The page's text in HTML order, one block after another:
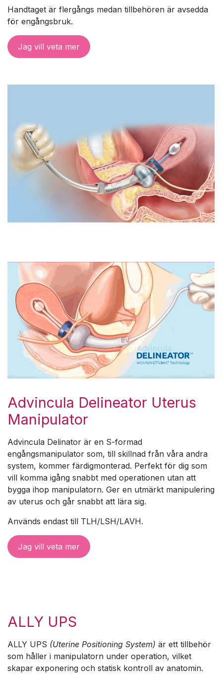
Handtaget är flergångs medan tillbehören är avsedda
för engångsbruk.
Jag vill veta mer
Advincula Delineator Uterus
Manipulator
Advincula Delinator är en S-formad
engångsmanipulator som, till skillnad från våra andra
system, kommer färdigmonterad. Perfekt för dig som
vill komma igång snabbt med operationen utan att
bygga ihop manipulatorn. Ger en utmärkt manipulering
av uterus och går snabbt att lära sig.
Används endast till TLH/LSH/LAVH.
Jag vill veta mer
ALLY UPS
ALLY UPS (Uterine Positioning System) är ett tillbehör
som håller i manipulatorn under operation, vilket
skapar exponering och statisk kontroll av anatomin.